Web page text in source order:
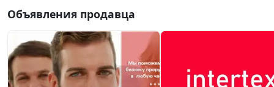
Объявления продавца